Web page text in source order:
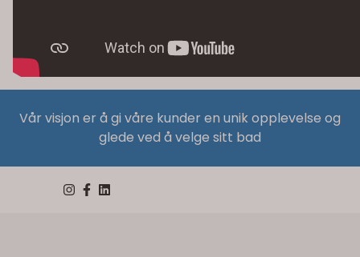
Vår visjon er å gi våre kunder en unik opplevelse og
glede ved å velge sitt bad